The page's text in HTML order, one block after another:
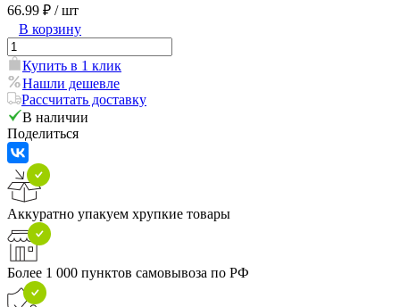
66.99 ₽ / шт
В корзину
Купить в 1 клик
Нашли дешевле
Рассчитать доставку
В наличии
Поделиться
Аккуратно упакуем хрупкие товары
Более 1 000 пунктов самовывоза по РФ